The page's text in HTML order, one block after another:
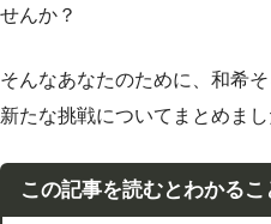
せんか？
そんなあなたのために、和希
新たな挑戦についてまとめまし
この記事を読むとわかるこ